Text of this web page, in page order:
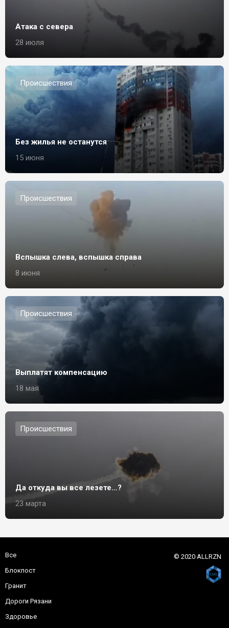
Атака с севера
28 июля
Происшествия
Без жилья не останутся
15 июня
Происшествия
Вспышка слева, вспышка справа
8 июня
Происшествия
Выплатят компенсацию
18 мая
Происшествия
Да откуда вы все лезете…?
23 марта
Все
Блокпост
Гранит
Дороги Рязани
Здоровье
© 2020 ALLRZN